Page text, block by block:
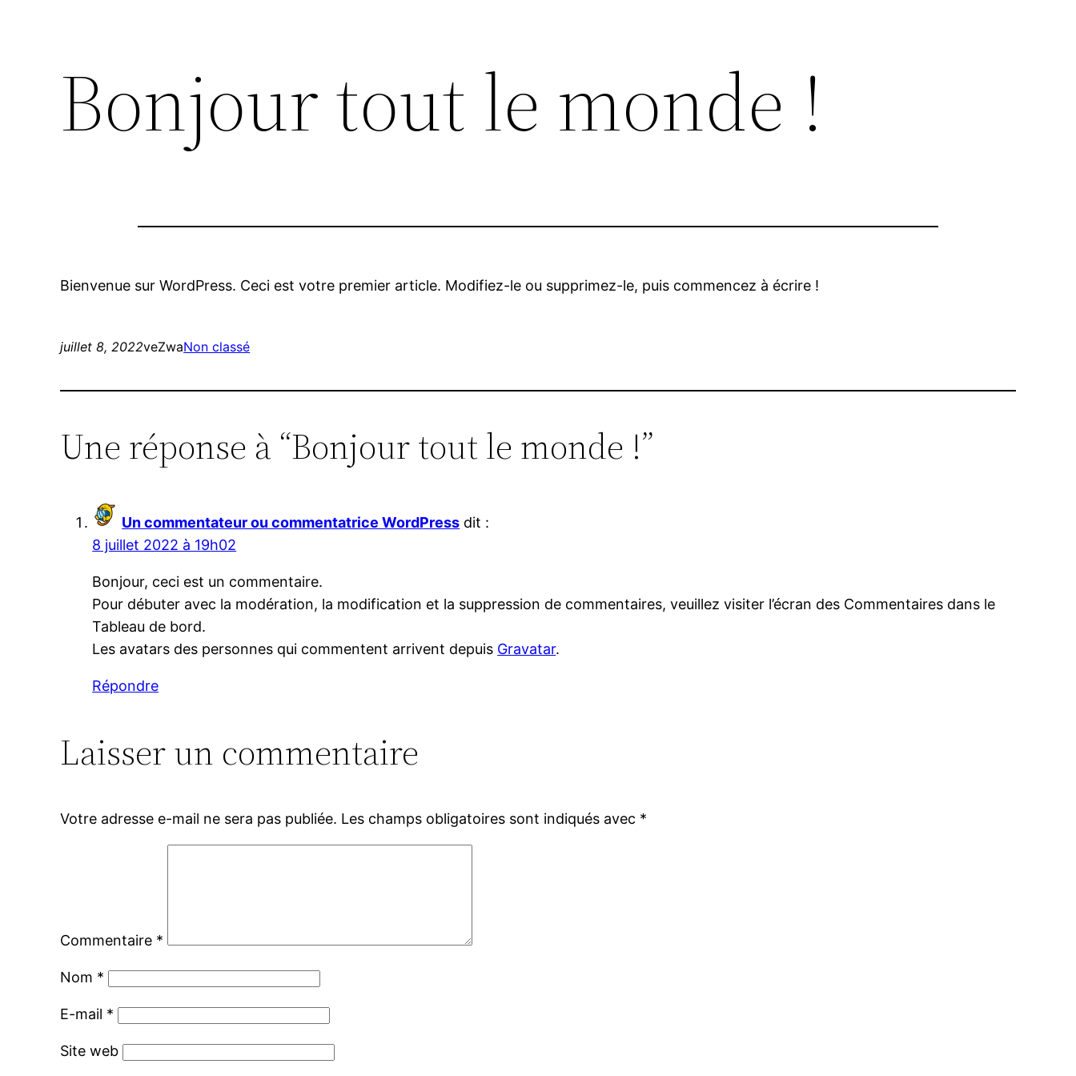
Bonjour tout le monde !
Bienvenue sur WordPress. Ceci est votre premier article. Modifiez-le ou supprimez-le, puis commencez à écrire !
juillet 8, 2022veZwaNon classé
Une réponse à “Bonjour tout le monde !”
Un commentateur ou commentatrice WordPress dit :
8 juillet 2022 à 19h02
Bonjour, ceci est un commentaire.
Pour débuter avec la modération, la modification et la suppression de commentaires, veuillez visiter l’écran des Commentaires dans le
Tableau de bord.
Les avatars des personnes qui commentent arrivent depuis Gravatar.
Répondre
Laisser un commentaire
Votre adresse e-mail ne sera pas publiée. Les champs obligatoires sont indiqués avec *
Commentaire *
Nom *
E-mail *
Site web